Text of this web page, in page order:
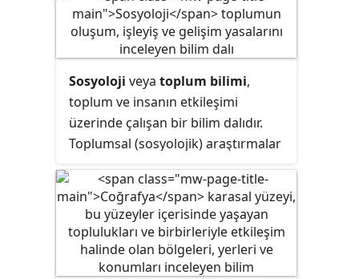
Sosyoloji veya toplum bilimi,
toplum ve insanın etkileşimi
üzerinde çalışan bir bilim dalıdır.
Toplumsal (sosyolojik) araştırmalar
arasındaki ilişkilerden küresel
sosyal işleyişlere kadar geniş bir
alana yayılmıştır. Bu disiplin
insanların neden ve nasıl bir toplum
içinde düzenli yaşadıkları kadar